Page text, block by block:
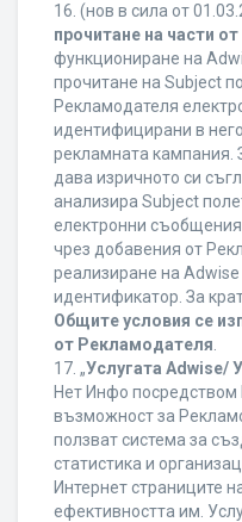
16. (нов в сила от
прочитане на части
функциониране на
прочитане на Subject
Рекламодателя
идентифицирани в
рекламната кампания.
дава изричното си
анализира Subject
електронни
чрез добавения от
реализиране на Adwise
идентификатор. За
Общите условия се
от Рекламодателя
17. „Услугата Adwise/
Нет Инфо посредством
възможност за
ползват система за
статистика и
Интернет страниците
ефективността им.